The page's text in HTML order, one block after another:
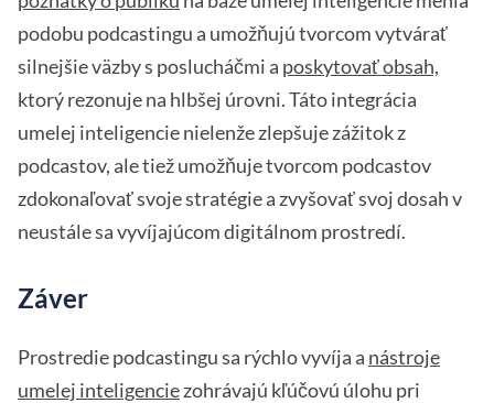
podobu podcastingu a umožňujú tvorcom vytvárať
silnejšie väzby s poslucháčmi a poskytovať obsah,
ktorý rezonuje na hlbšej úrovni. Táto integrácia
umelej inteligencie nielenže zlepšuje zážitok z
podcastov, ale tiež umožňuje tvorcom podcastov
zdokonaľovať svoje stratégie a zvyšovať svoj dosah v
neustále sa vyvíjajúcom digitálnom prostredí.
Záver
Prostredie podcastingu sa rýchlo vyvíja a nástroje
umelej inteligenciezohrávajú kľúčovú úlohu pri